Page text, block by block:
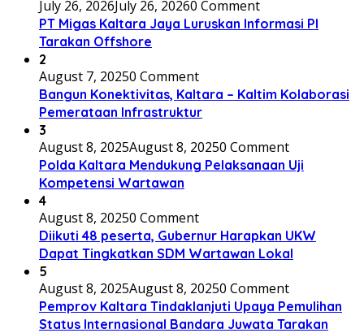
July 26, 2026July 26, 20260 Comment
PT Migas Kaltara Jaya Luruskan Informasi PI
Tarakan Offshore
2
August 7, 20250 Comment
Bangun Konektivitas, Kaltara – Kaltim Kolaborasi
Pemerataan Infrastruktur
3
August 8, 2025August 8, 20250 Comment
Polda Kaltara Mendukung Pelaksanaan Uji
Kompetensi Wartawan
4
August 8, 20250 Comment
Diikuti 48 peserta, Gubernur Harapkan UKW
Dapat Tingkatkan SDM Wartawan Lokal
5
August 8, 2025August 8, 20250 Comment
Pemprov Kaltara Tindaklanjuti Upaya Pemulihan
Status Internasional Bandara Juwata Tarakan